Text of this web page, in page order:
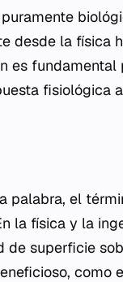
desde la física
es
fisiológica
palabra, el
la física y la
superficie
como